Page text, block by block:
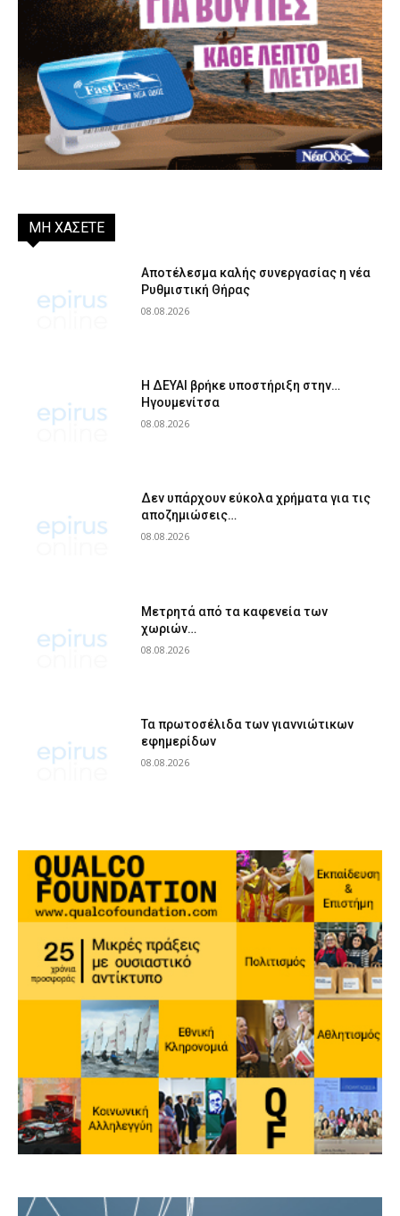
ΜΗ ΧΑΣΕΤΕ
Αποτέλεσμα καλής συνεργασίας η νέα
Ρυθμιστική Θήρας
08.08.2026
Η ΔΕΥΑΙ βρήκε υποστήριξη στην…
Ηγουμενίτσα
08.08.2026
Δεν υπάρχουν εύκολα χρήματα για τις
αποζημιώσεις…
08.08.2026
Μετρητά από τα καφενεία των
χωριών…
08.08.2026
Τα πρωτοσέλιδα των γιαννιώτικων
εφημερίδων
08.08.2026